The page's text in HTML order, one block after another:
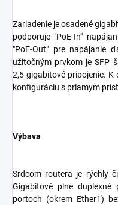
Zariadenie je osadené
podporuje "PoE-In"
"PoE-Out" pre napájanie
užitočným prvkom je SFP
2,5 gigabitové pripojenie. K
konfiguráciu s priamym
Výbava
Srdcom routera je rýchly
Gigabitové plne duplexné
portoch (okrem Ether1)